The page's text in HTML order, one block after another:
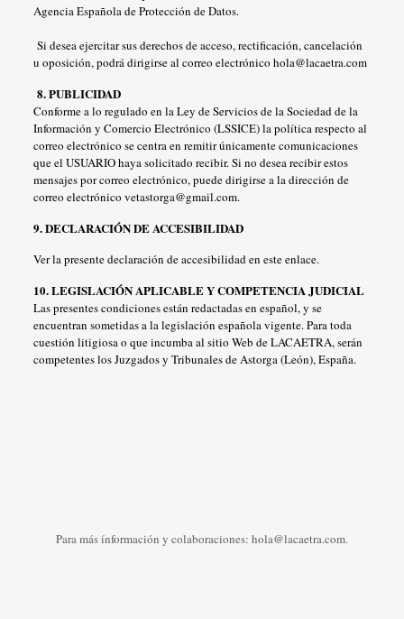
Agencia Española de Protección de Datos.
Si desea ejercitar sus derechos de acceso, rectificación, cancelación
u oposición, podrá dirigirse al correo electrónico hola@lacaetra.com
8. PUBLICIDAD
Conforme a lo regulado en la Ley de Servicios de la Sociedad de la
Información y Comercio Electrónico (LSSICE) la política respecto al
correo electrónico se centra en remitir únicamente comunicaciones
que el USUARIO haya solicitado recibir. Si no desea recibir estos
mensajes por correo electrónico, puede dirigirse a la dirección de
correo electrónico vetastorga@gmail.com.
9. DECLARACIÓN DE ACCESIBILIDAD
Ver la presente declaración de accesibilidaden este enlace.
10. LEGISLACIÓN APLICABLE Y COMPETENCIA JUDICIAL
Las presentes condiciones están redactadas en español, y se
encuentran sometidas a la legislación española vigente. Para toda
cuestión litigiosa o que incumba al sitio Web de LACAETRA, serán
competentes los Juzgados y Tribunales de Astorga (León), España.
Para más ínformación y colaboraciones: hola@lacaetra.com.